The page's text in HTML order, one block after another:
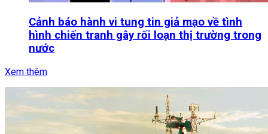
Cảnh báo hành vi tung tin giả mạo về tình
hình chiến tranh gây rối loạn thị trường trong
nước
Xem thêm